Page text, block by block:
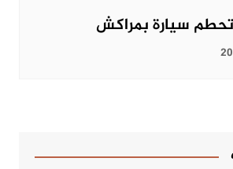
سيارة بمراكش